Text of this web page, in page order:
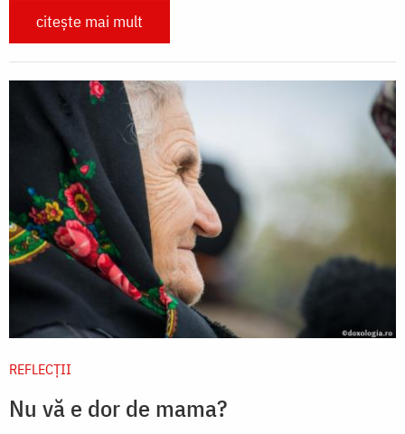
citește mai mult
REFLECȚII
Nu vă e dor de mama?